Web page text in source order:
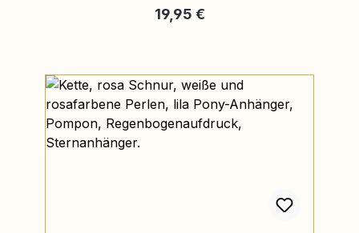
Regulärer Preis:
19,95 €